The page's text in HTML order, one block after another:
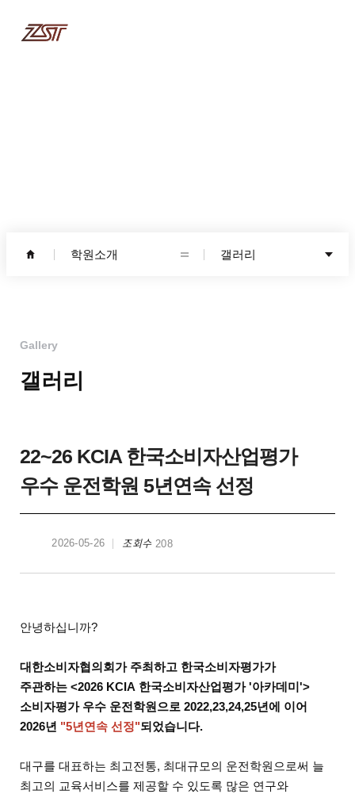
학원소개 갤러리
Gallery
갤러리
22~26 KCIA 한국소비자산업평가
우수 운전학원 5년연속 선정
2026-05-26 조회수 208
안녕하십니까?
대한소비자협의회가 주최하고 한국소비자평가가
주관하는 <2026 KCIA 한국소비자산업평가 '아카데미'>
소비자평가 우수 운전학원으로 2022,23,24,25년에 이어
2026년 "5년연속 선정"되었습니다.
​대구를 대표하는 최고전통, 최대규모의 운전학원으로써 늘
최고의 교육서비스를 제공할 수 있도록 많은 연구와